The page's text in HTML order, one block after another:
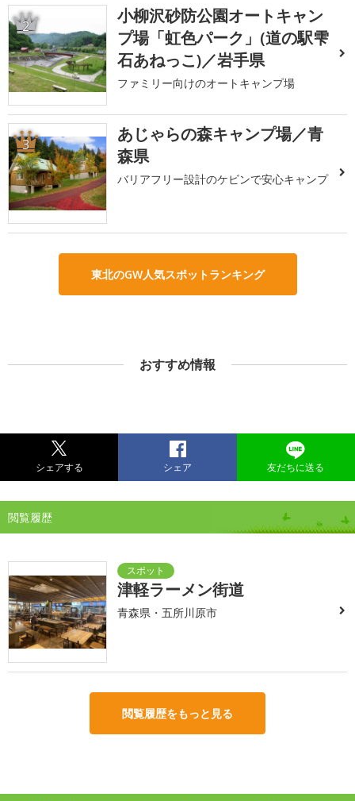
2
小柳沢砂防公園オートキャン
プ場「虹色パーク」(道の駅雫
石あねっこ)／岩手県
ファミリー向けのオートキャンプ場
3
あじゃらの森キャンプ場／青
森県
バリアフリー設計のケビンで安心キャンプ
東北のGW人気スポットランキング
おすすめ情報
シェアする シェア 友だちに送る
閲覧履歴
津軽ラーメン街道
青森県・五所川原市
閲覧履歴をもっと見る